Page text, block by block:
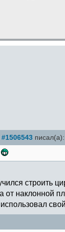
писал(а):
строить
от наклонной